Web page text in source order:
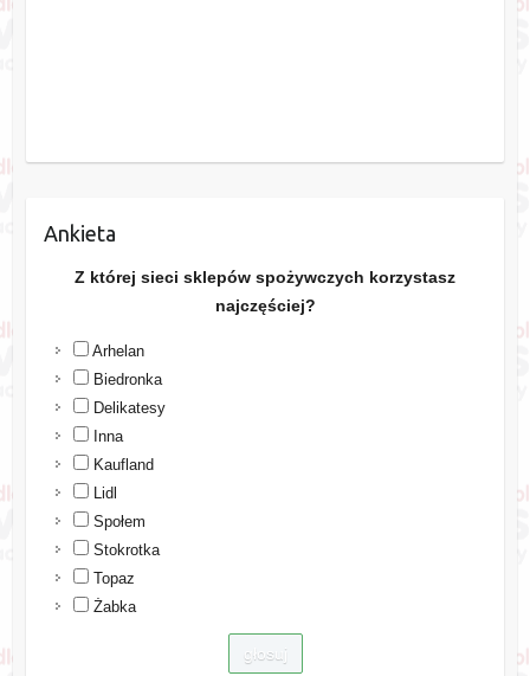
Ankieta
Z której sieci sklepów spożywczych korzystasz
najczęściej?
Arhelan
Biedronka
Delikatesy
Inna
Kaufland
Lidl
Społem
Stokrotka
Topaz
Żabka